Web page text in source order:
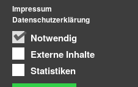
Notwendig
Externe Inhalte
Statistiken
Impressum
Datenschutzerklärung